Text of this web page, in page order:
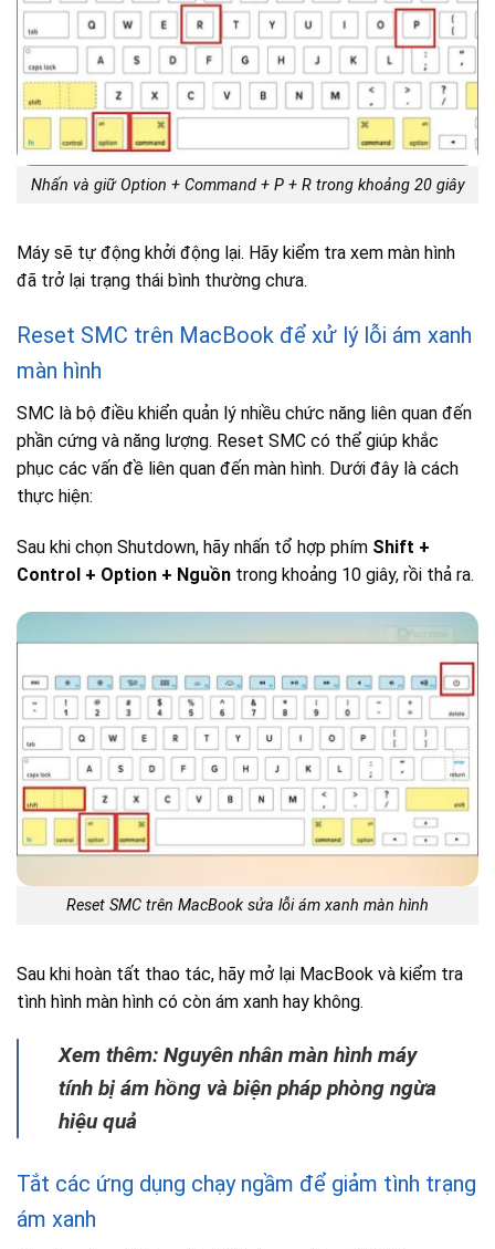
Nhấn và giữ Option + Command + P + R trong khoảng 20 giây
Máy sẽ tự động khởi động lại. Hãy kiểm tra xem màn hình
đã trở lại trạng thái bình thường chưa.
Reset SMC trên MacBook để xử lý lỗi ám xanh
màn hình
SMC là bộ điều khiển quản lý nhiều chức năng liên quan đến
phần cứng và năng lượng. Reset SMC có thể giúp khắc
phục các vấn đề liên quan đến màn hình. Dưới đây là cách
thực hiện:
Sau khi chọn Shutdown, hãy nhấn tổ hợp phím Shift +
Control + Option + Nguồn trong khoảng 10 giây, rồi thả ra.
Reset SMC trên MacBook sửa lỗi ám xanh màn hình
Sau khi hoàn tất thao tác, hãy mở lại MacBook và kiểm tra
tình hình màn hình có còn ám xanh hay không.
Xem thêm: Nguyên nhân màn hình máy
tính bị ám hồng và biện pháp phòng ngừa
hiệu quả
Tắt các ứng dụng chạy ngầm để giảm tình trạng
ám xanh